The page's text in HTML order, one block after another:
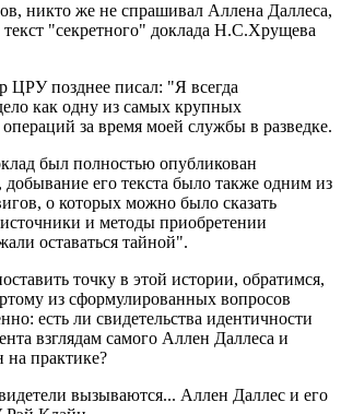
же не спрашивал Аллена Даллеса,
текст "секретного" доклада Н.С.Хрущева
позднее писал: "Я всегда
как одну из самых крупных
за время моей службы в разведке.
был полностью опубликован
добывание его текста было также одним из
о которых можно было сказать
и методы приобретении
оставаться тайной".
точку в этой истории, обратимся,
из сформулированных вопросов
есть ли свидетельства идентичности
взглядам самого Аллен Даллеса и
на практике?
вызываются... Аллен Даллес и его